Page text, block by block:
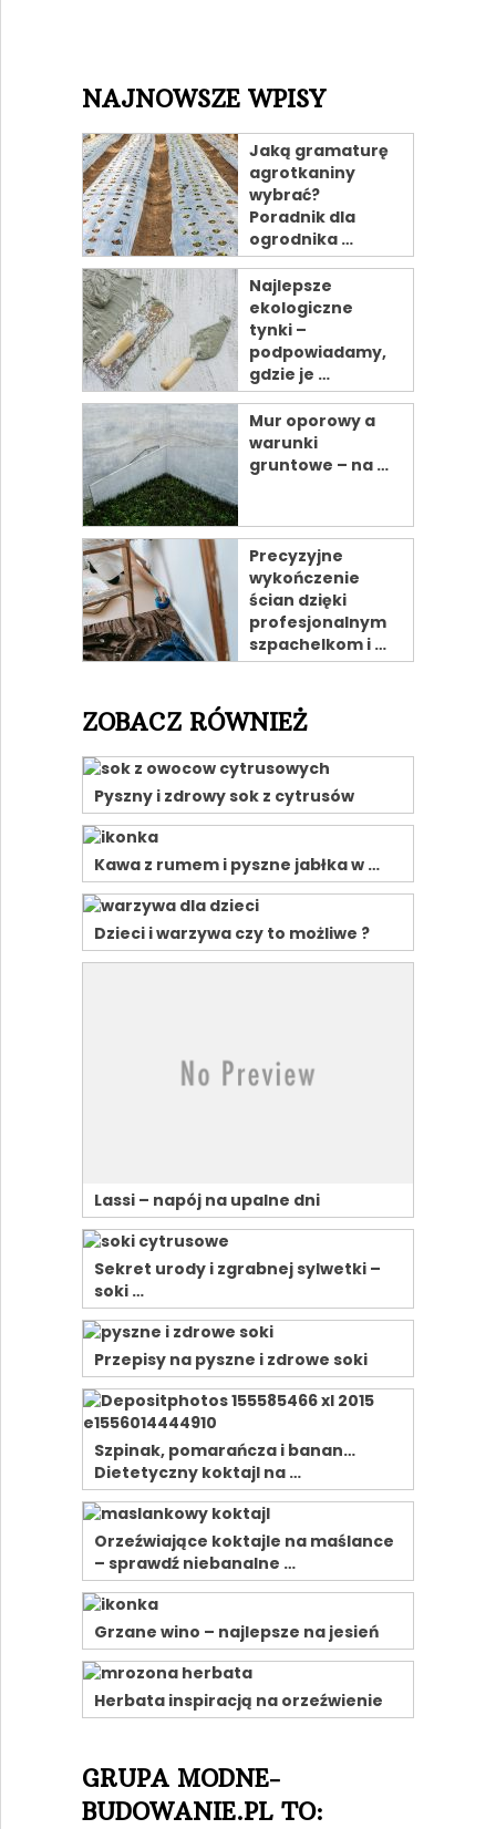
NAJNOWSZE WPISY
Jaką gramaturę
agrotkaniny
wybrać?
Poradnik dla
ogrodnika …
Najlepsze
ekologiczne
tynki –
podpowiadamy,
gdzie je …
Mur oporowy a
warunki
gruntowe – na …
Precyzyjne
wykończenie
ścian dzięki
profesjonalnym
szpachelkom i …
ZOBACZ RÓWNIEŻ
Pyszny i zdrowy sok z cytrusów
Kawa z rumem i pyszne jabłka w …
Dzieci i warzywa czy to możliwe ?
Lassi – napój na upalne dni
Sekret urody i zgrabnej sylwetki –
soki …
Przepisy na pyszne i zdrowe soki
Szpinak, pomarańcza i banan…
Dietetyczny koktajl na …
Orzeźwiające koktajle na maślance
– sprawdź niebanalne …
Grzane wino – najlepsze na jesień
Herbata inspiracją na orzeźwienie
GRUPA MODNE-
BUDOWANIE.PL TO: